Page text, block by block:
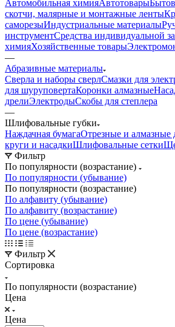
Автомобильная химияАвтотовары
скотчи, малярные и монтажные ленты
саморезыИндустриальные материалы
инструментСредства индивидуальной
химияХозяйственные товары
—
Абразивные материалы
Сверла и наборы сверлСмазки для
для шуруповертаКоронки алмазные
дрелиЭлектродыСкобы для степлера
—
Шлифовальные губки
Наждачная бумагаОтрезные и алмазные
круги и насадкиШлифовальные сетки
Фильтр
По популярности (возрастание)
По популярности (убывание)
По популярности (возрастание)
По алфавиту (убывание)
По алфавиту (возрастание)
По цене (убывание)
По цене (возрастание)
Фильтр
Сортировка
По популярности (возрастание)
Цена
Цена